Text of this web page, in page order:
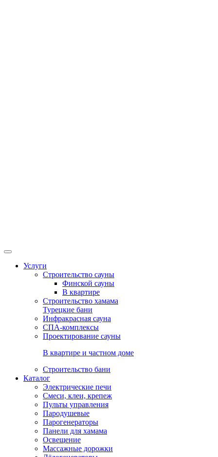
Услуги
Строительство сауны
Финской сауны
В квартире
Строительство хамама
Турецкие бани
Инфракрасная сауна
СПА-комплексы
Проектирование сауны
В квартире и частном доме
Строительство бани
Каталог
Электрические печи
Смеси, клеи, крепеж
Пульты управления
Пародушевые
Парогенераторы
Панели для хамама
Освещение
Массажные дорожки